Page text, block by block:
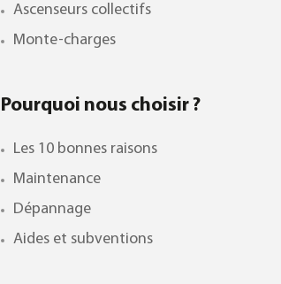
Ascenseurs collectifs
Monte-charges
Pourquoi nous choisir ?
Les 10 bonnes raisons
Maintenance
Dépannage
Aides et subventions